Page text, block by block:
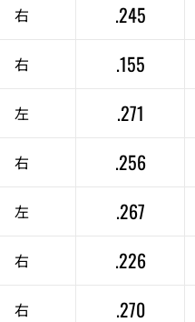
右 .245
右 .155
左 .271
右 .256
左 .267
右 .226
右 .270